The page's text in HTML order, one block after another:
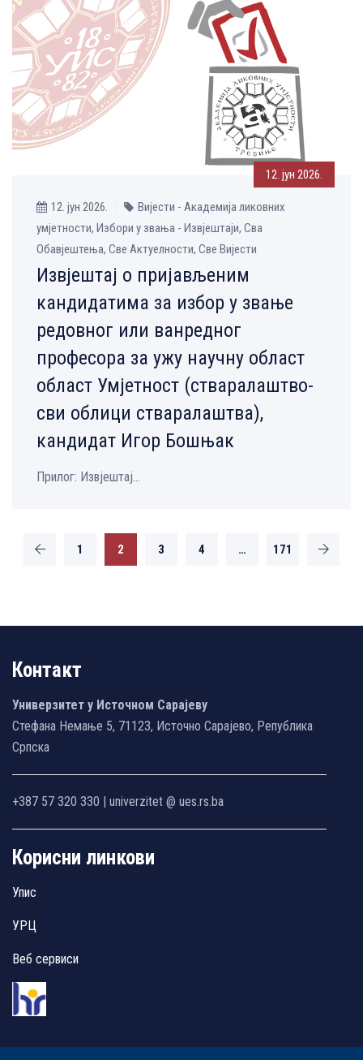
12. јун 2026.
12. јун 2026.
Вијести - Академија ликовних
умјетности, Избори у звања - Извјештаји, Сва
Обавјештења, Све Aктуелности, Све Вијести
Извјештај о пријављеним
кандидатима за избор у звање
редовног или ванредног
професора за ужу научну област
област Умјетност (стваралаштво-
сви облици стваралаштва),
кандидат Игор Бошњак
Прилог: Извјештај...
1 2 3 4 … 171
Контакт
Универзитет у Источном Сарајеву
Стефана Немање 5, 71123, Источно Сарајево, Република
Српска
+387 57 320 330 | univerzitet @ ues.rs.ba
Корисни линкови
Упис
УРЦ
Веб сервиси